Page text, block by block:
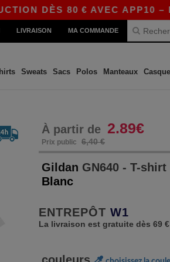
80 € AVEC APP10 – DES
LIVRAISON MA COMMANDE
Sweats Sacs Polos Manteaux
À partir de 2.89€
Prix public 6,40 €
Gildan GN640 - T-
Blanc
ENTREPÔT W1
La livraison est gratuite dès 69